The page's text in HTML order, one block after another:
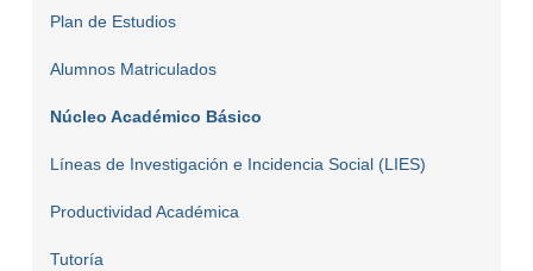
Plan de Estudios
Alumnos Matriculados
Núcleo Académico Básico
Líneas de Investigación e Incidencia Social (LIES)
Productividad Académica
Tutoría